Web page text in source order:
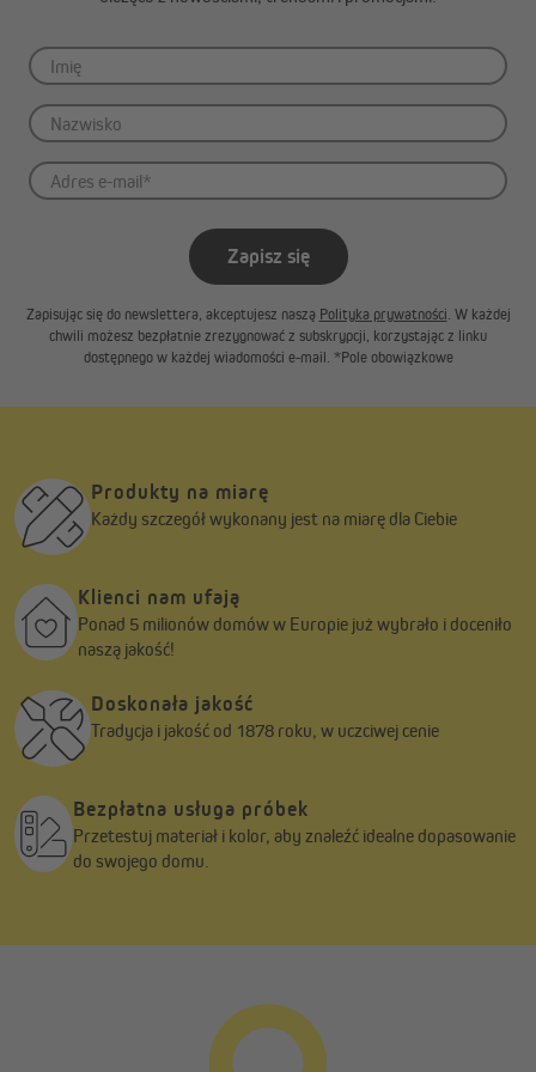
spokojnych chwil.
Zapisz się
Zapisując się do newslettera, akceptujesz naszą Polityka prywatności. W każdej
chwili możesz bezpłatnie zrezygnować z subskrypcji, korzystając z linku
dostępnego w każdej wiadomości e-mail. *Pole obowiązkowe
Produkty na miarę
Każdy szczegół wykonany jest na miarę dla Ciebie
Klienci nam ufają
Ponad 5 milionów domów w Europie już wybrało i doceniło
naszą jakość!
Doskonała jakość
Tradycja i jakość od 1878 roku, w uczciwej cenie
Bezpłatna usługa próbek
Przetestuj materiał i kolor, aby znaleźć idealne dopasowanie
do swojego domu.